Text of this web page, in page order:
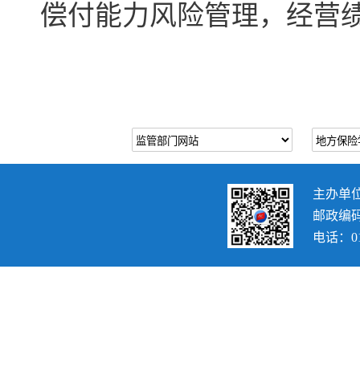
偿付能力风险管理，经营
主办单
邮政编
电话：